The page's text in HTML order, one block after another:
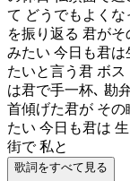
て どうでもよく
を振り返る 君が
みたい 今日も君
たいと言う君 ボ
は君で手一杯､ 勘
首傾げた君が そ
たい 今日も君は
街で 私と
歌詞をすべて見る